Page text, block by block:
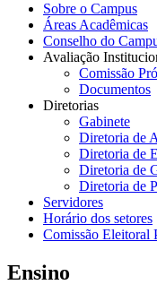
Sobre o Campus
Áreas Acadêmicas
Conselho do
Avaliação
Comissão
Documentos
Diretorias
Gabinete
Diretoria de
Diretoria de
Diretoria de
Diretoria de
Servidores
Horário dos setores
Comissão Eleitoral
Ensino